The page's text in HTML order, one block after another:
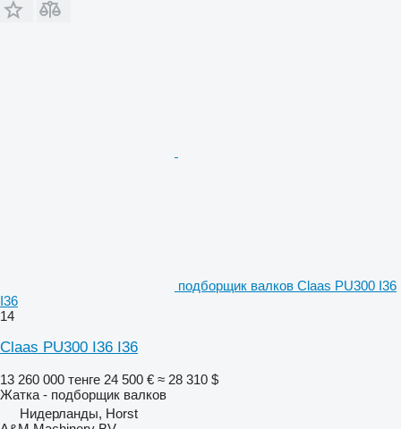
подборщик валков Claas PU300 I36
I36
14
Claas PU300 I36 I36
13 260 000 тенге 24 500 € ≈ 28 310 $
Жатка - подборщик валков
Нидерланды, Horst